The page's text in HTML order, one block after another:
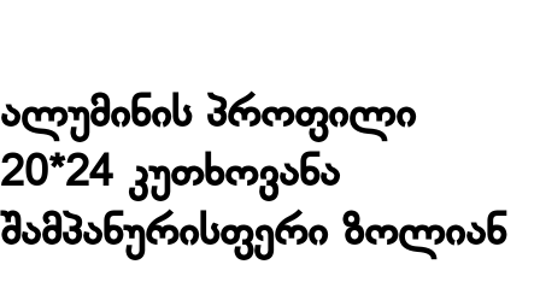
ალუმინის პროფილი
20*24 კუთხოვანა
შამპანურისფერი ზოლიან